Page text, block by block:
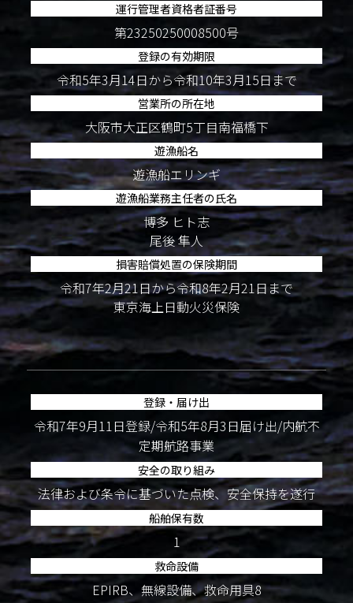
運行管理者資格者証番号
第23250250008500号
登録の有効期限
令和5年3月14日から令和10年3月15日まで
営業所の所在地
大阪市大正区鶴町5丁目南福橋下
遊漁船名
遊漁船エリンギ
遊漁船業務主任者の氏名
博多 ヒト志
尾後 隼人
損害賠償処置の保険期間
令和7年2月21日から令和8年2月21日まで
東京海上日動火災保険
登録・届け出
令和7年9月11日登録/令和5年8月3日届け出/内航不
定期航路事業
安全の取り組み
法律および条令に基づいた点検、安全保持を遂行
船舶保有数
1
救命設備
EPIRB、無線設備、救命用具8